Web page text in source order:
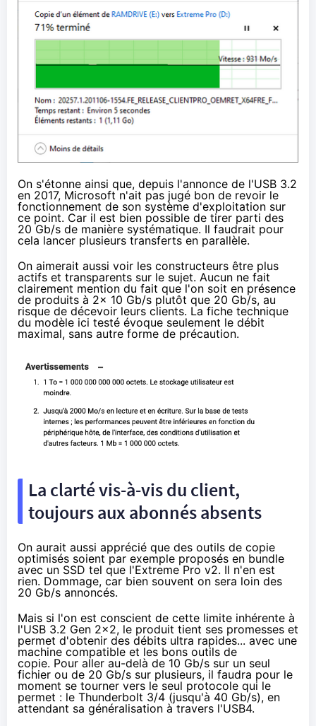
On s'étonne ainsi que, depuis l'annonce de l'USB 3.2
en 2017, Microsoft n'ait pas jugé bon de revoir le
fonctionnement de son système d'exploitation sur
ce point. Car il est bien possible de tirer parti des
20 Gb/s de manière systématique. Il faudrait pour
cela lancer plusieurs transferts en parallèle.
On aimerait aussi voir les constructeurs être plus
actifs et transparents sur le sujet. Aucun ne fait
clairement mention du fait que l'on soit en présence
de produits à 2x 10 Gb/s plutôt que 20 Gb/s, au
risque de décevoir leurs clients. La fiche technique
du modèle ici testé évoque seulement le débit
maximal, sans autre forme de précaution.
La clarté vis-à-vis du client,
toujours aux abonnés absents
On aurait aussi apprécié que des outils de copie
optimisés soient par exemple proposés en bundle
avec un SSD tel que l'Extreme Pro v2. Il n'en est
rien. Dommage, car bien souvent on sera loin des
20 Gb/s annoncés.
Mais si l'on est conscient de cette limite inhérente à
l'USB 3.2 Gen 2x2, le produit tient ses promesses et
permet d'obtenir des débits ultra rapides... avec une
machine compatible et les bons outils de
copie. Pour aller au-delà de 10 Gb/s sur un seul
fichier ou de 20 Gb/s sur plusieurs, il faudra pour le
moment se tourner vers le seul protocole qui le
permet : le Thunderbolt 3/4 (jusqu'à 40 Gb/s), en
attendant sa généralisation à travers l'USB4.